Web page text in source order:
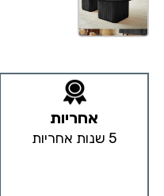
אחריות
5 שנות אחריות